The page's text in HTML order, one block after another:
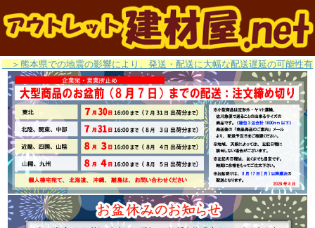
＞熊本県での地震の影響により、発送・配送に大幅な配送遅延の可能性有